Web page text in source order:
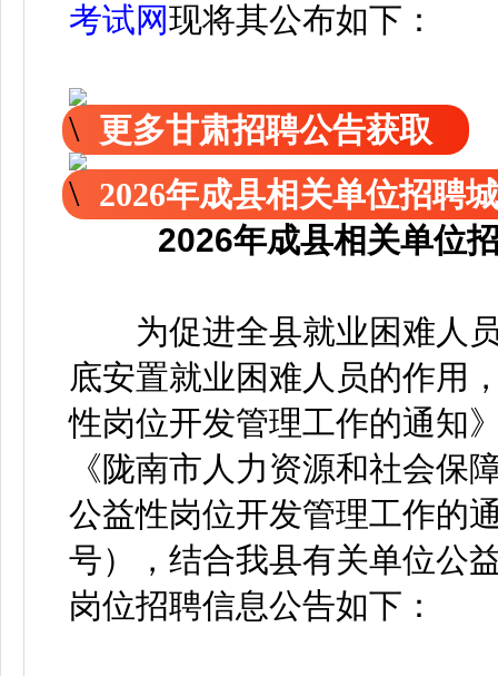
考试网现将其公布如下：
更多甘肃招聘公告获取
2026年成县相关单位招聘
2026年成县相关单位
为促进全县就业困难人员
底安置就业困难人员的作用
性岗位开发管理工作的通知
《陇南市人力资源和社会保
公益性岗位开发管理工作的
号），结合我县有关单位公
岗位招聘信息公告如下：